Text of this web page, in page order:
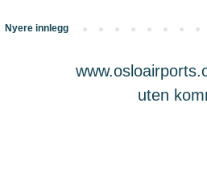
Nyere innlegg
uten